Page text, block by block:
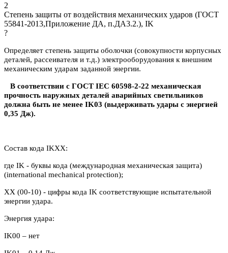
2
Степень защиты от воздействия механических ударов (ГОСТ
55841-2013,Приложение ДА, п.ДА3.2.), IK
?
Определяет степень защиты оболочки (совокупности корпусных
деталей, рассеивателя и т.д.) электрооборудования к внешним
механическим ударам заданной энергии.
В соответствии с ГОСТ IEC 60598-2-22 механическая
прочность наружных деталей аварийных светильников
должна быть не менее IK03 (выдерживать удары с энергией
0,35 Дж).
Состав кода IKXX:
где IK - буквы кода (международная механическая защита)
(international mechanical protection);
XX (00-10) - цифры кода IK соответствующие испытательной
энергии удара.
Энергия удара:
IK00 – нет